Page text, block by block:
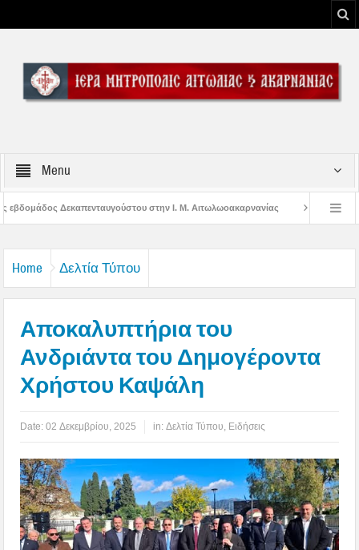
Menu
στην Ι. Μ. Αιτωλωοακαρνανίας Μήνυμα Σεβασμιωτάτου
Home Δελτία Τύπου
Αποκαλυπτήρια του
Ανδριάντα του Δημογέροντα
Χρήστου Καψάλη
Date:02 Δεκεμβρίου, 2025 in:Δελτία Τύπου Ειδήσεις